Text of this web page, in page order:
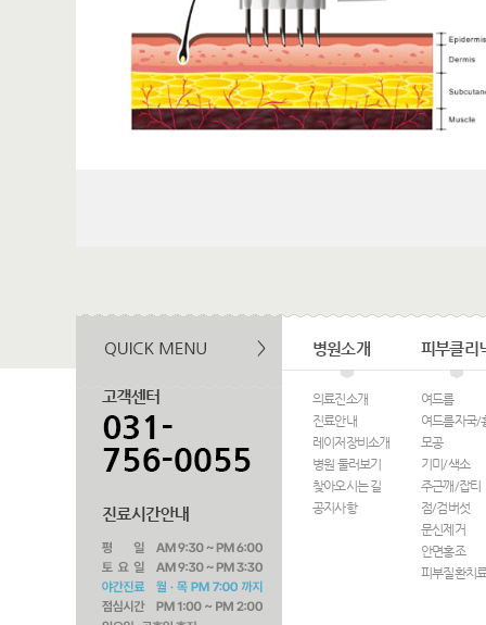
병원소개
의료진소개
진료안내
레이저장비소개
병원 둘러보기
찾아오시는 길
공지사항
피부클리
여드름
여드름자국/
모공
기미/색소
주근깨/잡티
점/검버섯
문신제거
안면홍조
피부질환치